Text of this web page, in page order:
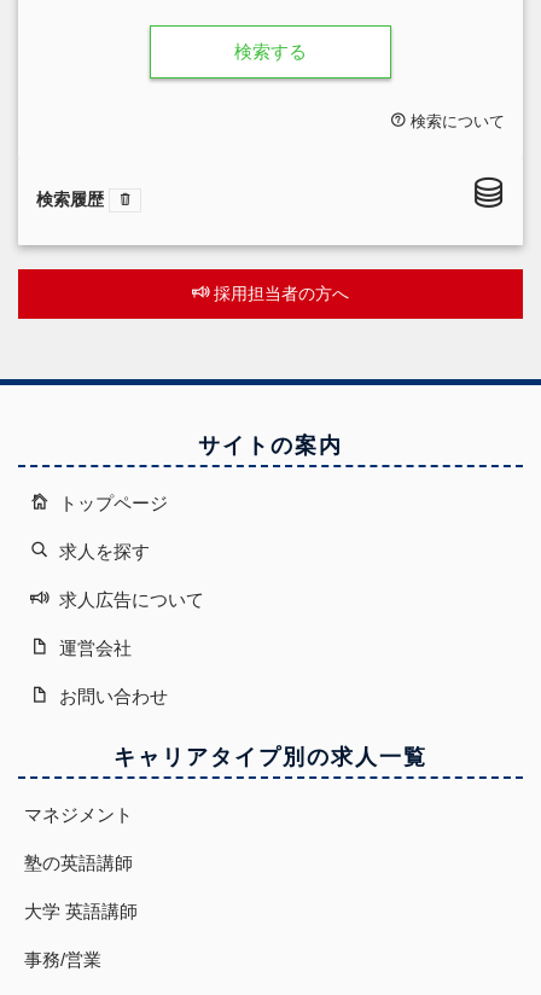
検索する
検索について
検索履歴
採用担当者の方へ
サイトの案内
トップページ
求人を探す
求人広告について
運営会社
お問い合わせ
キャリアタイプ別の求人一覧
マネジメント
塾の英語講師
大学 英語講師
事務/営業